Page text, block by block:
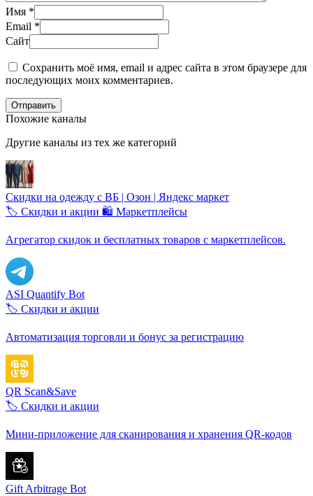
Имя *
Email *
Сайт
Сохранить моё имя, email и адрес сайта в этом браузере для
последующих моих комментариев.
Отправить
Похожие каналы
Другие каналы из тех же категорий
Скидки на одежду с ВБ | Озон | Яндекс маркет
🏷️ Скидки и акции 🛍️ Маркетплейсы
Агрегатор скидок и бесплатных товаров с маркетплейсов.
ASI Quantify Bot
🏷️ Скидки и акции
Автоматизация торговли и бонус за регистрацию
QR Scan&Save
🏷️ Скидки и акции
Мини-приложение для сканирования и хранения QR-кодов
Gift Arbitrage Bot